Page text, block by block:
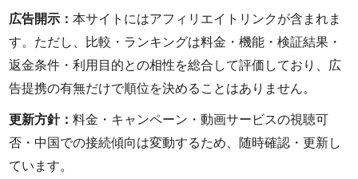
広告開示：本サイトにはアフィリエイトリンクが含まれま
す。ただし、比較・ランキングは料金・機能・検証結果・
返金条件・利用目的との相性を総合して評価しており、広
告提携の有無だけで順位を決めることはありません。
更新方針：料金・キャンペーン・動画サービスの視聴可
否・中国での接続傾向は変動するため、随時確認・更新し
ています。